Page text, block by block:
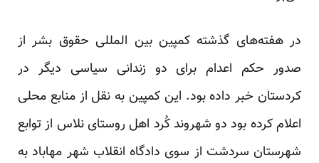
در هفته‌های گذشته کمپین بین المللی حقوق بشر از
صدور حکم اعدام برای دو زندانی سیاسی دیگر در
کردستان خبر داده بود. این کمپین به نقل از منابع محلی
اعلام کرده بود دو شهروند کُرد اهل روستای نلاس از توابع
شهرستان سردشت از سوی دادگاه انقلاب شهر مهاباد به